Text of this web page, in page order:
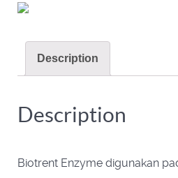
Description
Description
Biotrent Enzyme digunakan